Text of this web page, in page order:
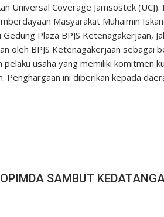
Universal Coverage Jamsostek (UCJ).
Masyarakat Muhaimin
Plaza BPJS Ketenagakerjaan,
oleh BPJS Ketenagakerjaan sebagai
usaha yang memiliki komitmen
ini diberikan kepada
SAMBUT